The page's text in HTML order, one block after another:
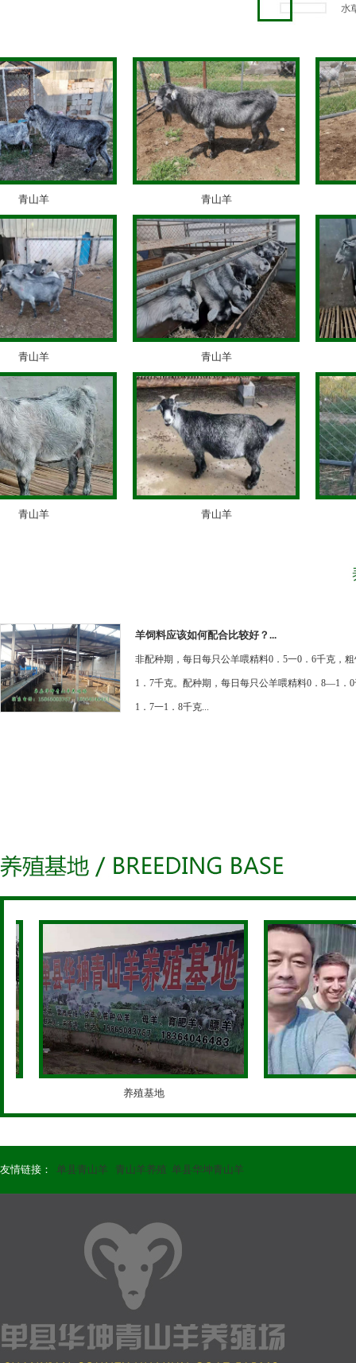
山羊 青山羊
山羊 青山羊
山羊 青山羊
羊饲料应该如何配合比较好？...
非配种期，每日每只公羊喂精料0．5一0．6千克，
1．7千克。配种期，每日每只公羊喂精料0．8—1．
1．7一1．8千克...
养殖基地
友情链接： 单县青山羊 青山羊养殖 单县华坤青山羊